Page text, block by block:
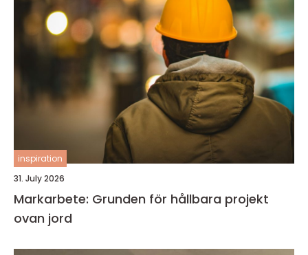
inspiration
31. July 2026
Markarbete: Grunden för hållbara projekt
ovan jord